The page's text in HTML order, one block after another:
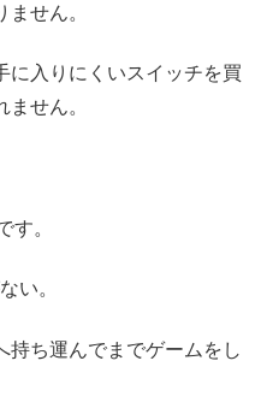
せん。
に入りにくいスイッチを買
せん。
す。
い。
持ち運んでまでゲームをし